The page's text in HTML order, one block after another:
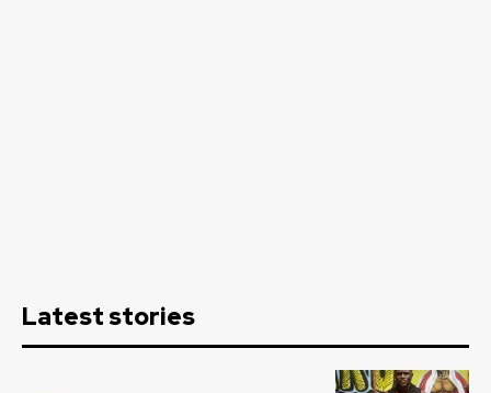
Latest stories